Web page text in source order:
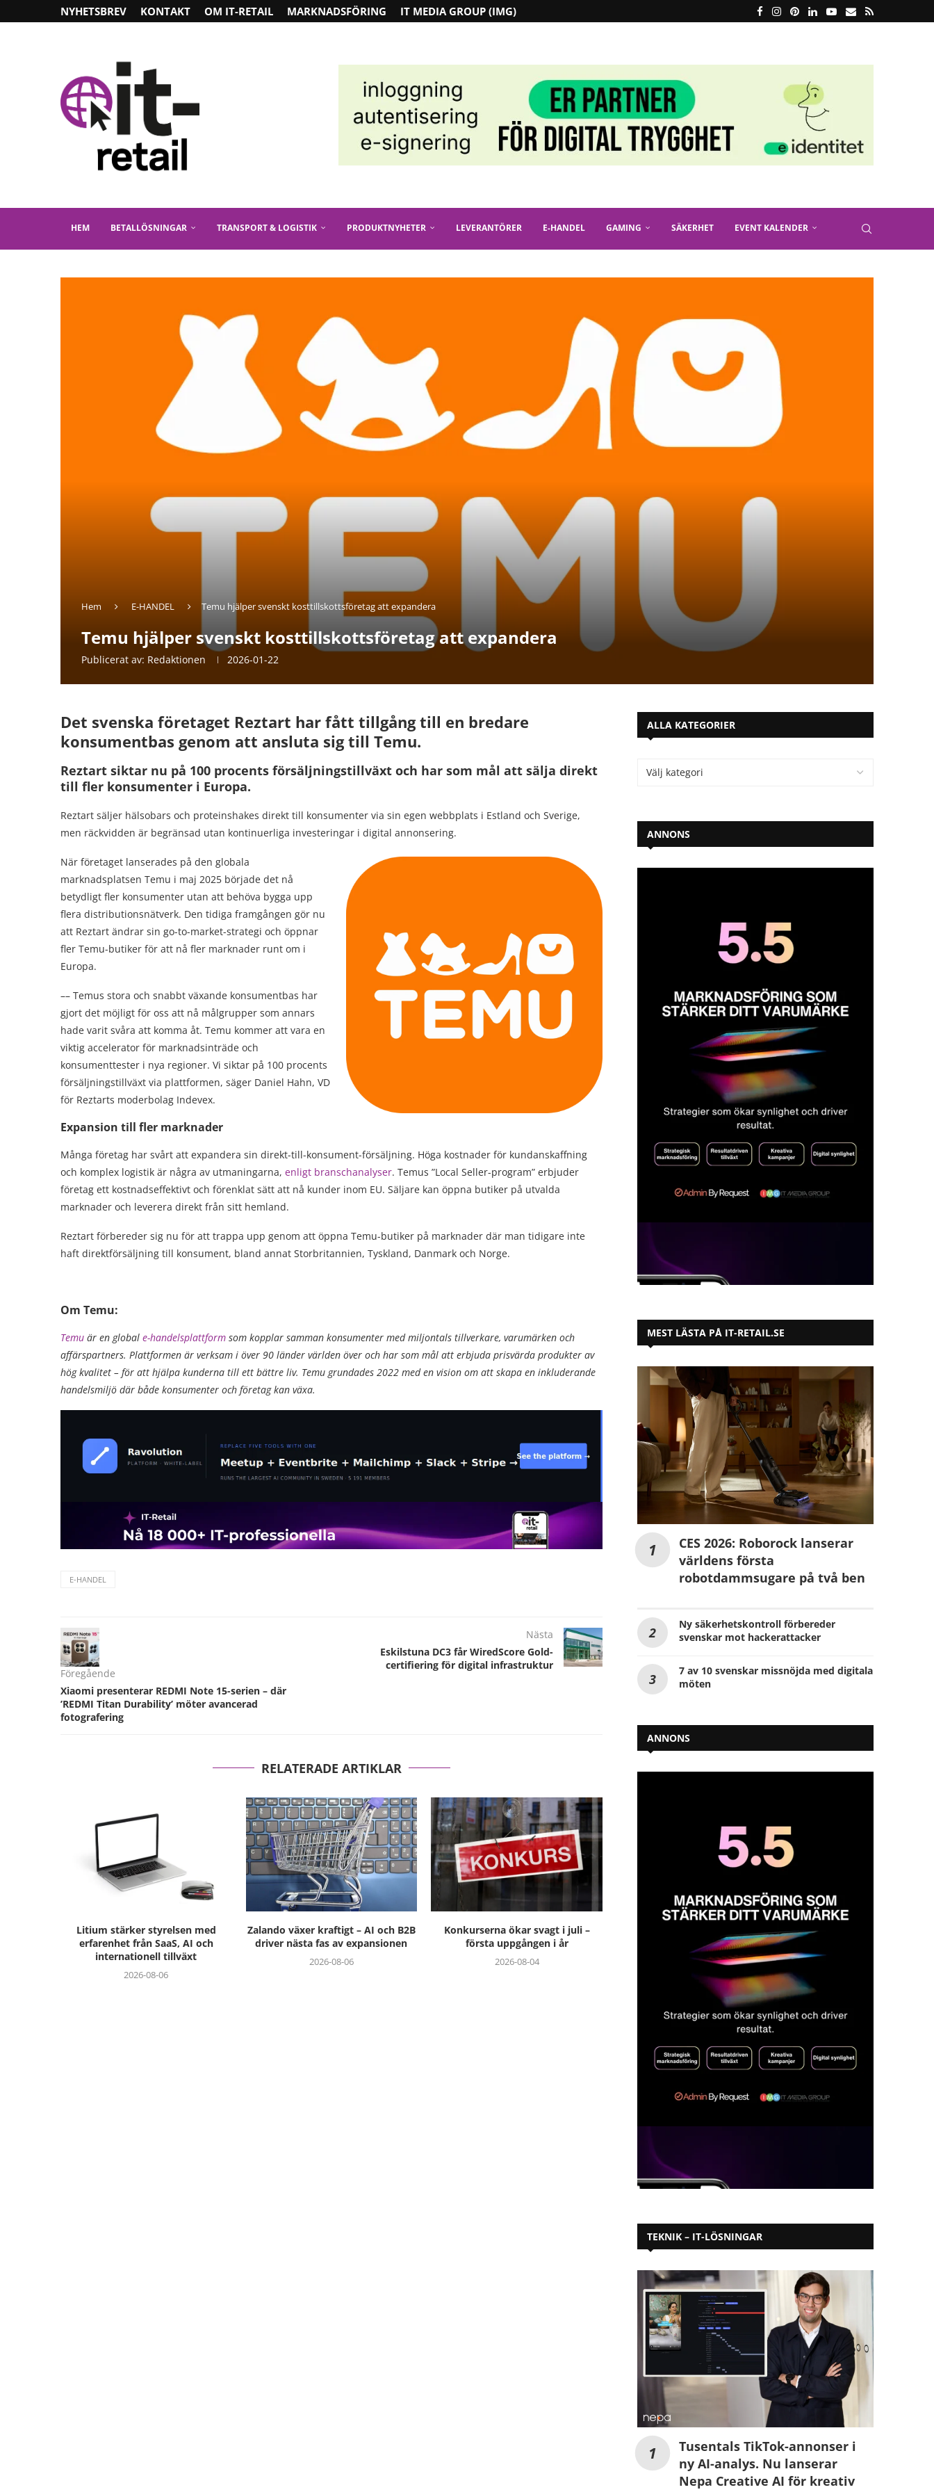
NYHETSBREV KONTAKT OM IT-RETAIL MARKNADSFÖRING IT MEDIA GROUP (IMG)
HEM BETALLÖSNINGAR TRANSPORT & LOGISTIK PRODUKTNYHETER LEVERANTÖRER E-HANDEL GAMING SÄKERHET EVENT KALENDER
Hem E-HANDEL Temu hjälper svenskt kosttillskottsföretag att expandera
Temu hjälper svenskt kosttillskottsföretag att expandera
Publicerat av: Redaktionen 2026-01-22
Det svenska företaget Reztart har fått tillgång till en bredare
konsumentbas genom att ansluta sig till Temu.
Reztart siktar nu på 100 procents försäljningstillväxt och har som mål att sälja direkt
till fler konsumenter i Europa.
Reztart säljer hälsobars och proteinshakes direkt till konsumenter via sin egen webbplats i Estland och Sverige,
men räckvidden är begränsad utan kontinuerliga investeringar i digital annonsering.
När företaget lanserades på den globala
marknadsplatsen Temu i maj 2025 började det nå
betydligt fler konsumenter utan att behöva bygga upp
flera distributionsnätverk. Den tidiga framgången gör nu
att Reztart ändrar sin go-to-market-strategi och öppnar
fler Temu-butiker för att nå fler marknader runt om i
Europa.
–– Temus stora och snabbt växande konsumentbas har
gjort det möjligt för oss att nå målgrupper som annars
hade varit svåra att komma åt. Temu kommer att vara en
viktig accelerator för marknadsinträde och
konsumenttester i nya regioner. Vi siktar på 100 procents
försäljningstillväxt via plattformen, säger Daniel Hahn, VD
för Reztarts moderbolag Indevex.
Expansion till fler marknader
Många företag har svårt att expandera sin direkt-till-konsument-försäljning. Höga kostnader för kundanskaffning
och komplex logistik är några av utmaningarna, enligt branschanalyser. Temus ”Local Seller-program” erbjuder
företag ett kostnadseffektivt och förenklat sätt att nå kunder inom EU. Säljare kan öppna butiker på utvalda
marknader och leverera direkt från sitt hemland.
Reztart förbereder sig nu för att trappa upp genom att öppna Temu-butiker på marknader där man tidigare inte
haft direktförsäljning till konsument, bland annat Storbritannien, Tyskland, Danmark och Norge.
Om Temu:
Temu är en global e-handelsplattform som kopplar samman konsumenter med miljontals tillverkare, varumärken och
affärspartners. Plattformen är verksam i över 90 länder världen över och har som mål att erbjuda prisvärda produkter av
hög kvalitet – för att hjälpa kunderna till ett bättre liv. Temu grundades 2022 med en vision om att skapa en inkluderande
handelsmiljö där både konsumenter och företag kan växa.
E-HANDEL
Föregående
Xiaomi presenterar REDMI Note 15-serien – där
’REDMI Titan Durability’ möter avancerad
fotografering
Nästa
Eskilstuna DC3 får WiredScore Gold-
certifiering för digital infrastruktur
RELATERADE ARTIKLAR
Litium stärker styrelsen med
erfarenhet från SaaS, AI och
internationell tillväxt
2026-08-06
Zalando växer kraftigt – AI och B2B
driver nästa fas av expansionen
2026-08-06
Konkurserna ökar svagt i juli –
första uppgången i år
2026-08-04
ALLA KATEGORIER
ANNONS
MEST LÄSTA PÅ IT-RETAIL.SE
CES 2026: Roborock lanserar
världens första
robotdammsugare på två ben
Ny säkerhetskontroll förbereder
svenskar mot hackerattacker
7 av 10 svenskar missnöjda med digitala
möten
ANNONS
TEKNIK – IT-LÖSNINGAR
Tusentals TikTok-annonser i
ny AI-analys. Nu lanserar
Nepa Creative AI för kreativ